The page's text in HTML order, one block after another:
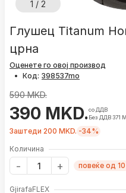
1 / 2
Глушец Titanum
црна
Оценете го овој производ
• Код:
590 MKD.
390 MKD.со ДДВ
Без ДДВ 371
Заштеди 200 MKD. -34%
Количина
повеќе од 10
GjirafaFLEX